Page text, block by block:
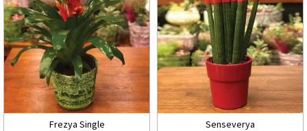
Frezya Single Senseverya